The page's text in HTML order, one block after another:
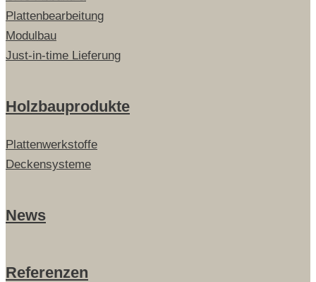
Plattenbearbeitung
Modulbau
Just-in-time Lieferung
Holzbauprodukte
Plattenwerkstoffe
Deckensysteme
News
Referenzen